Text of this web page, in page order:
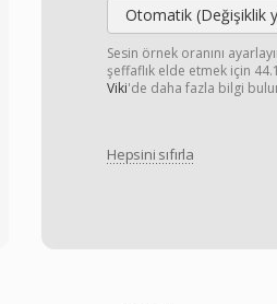
Otomatik (Değişiklik
Sesin örnek oranını
şeffaflık elde etmek için
Viki'de daha fazla bilgi
Hepsini sıfırla